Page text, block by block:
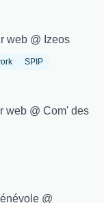
web @ Izeos
SPIP
web @ Com' des
@